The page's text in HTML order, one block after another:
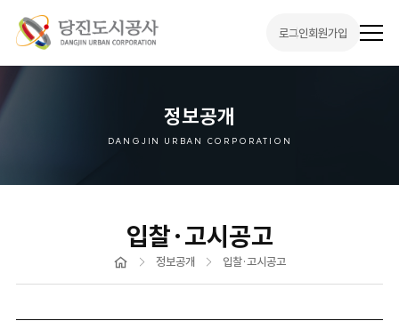
로그인회원가입
전
메
정보공개
DANGJIN URBAN CORPORATION
입찰·고시공고
정보공개 입찰·고시공고